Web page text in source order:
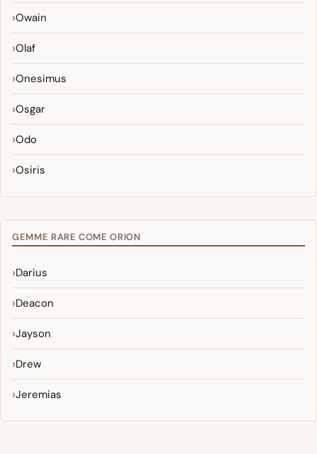
Owain
Olaf
Onesimus
Osgar
Odo
Osiris
GEMME RARE COME ORION
Darius
Deacon
Jayson
Drew
Jeremias